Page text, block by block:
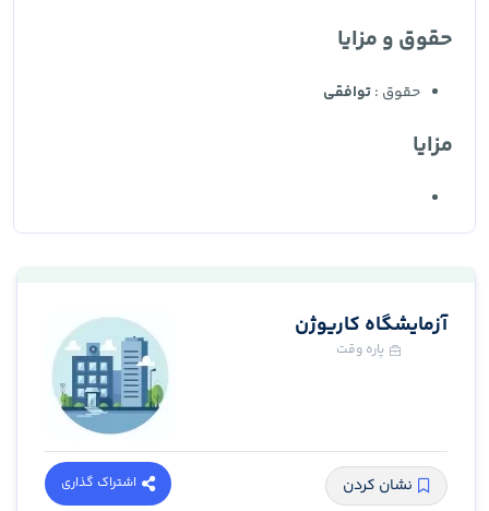
حقوق و مزایا
حقوق :توافقی
مزایا
آزمایشگاه کاریوژن
پاره وقت
نشان کردن اشتراک گذاری